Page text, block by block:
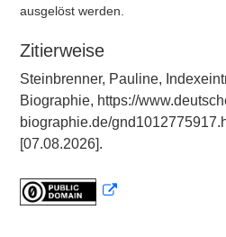
ausgelöst werden.
Zitierweise
Steinbrenner, Pauline,
Biographie, https://
biographie.de/
[07.08.2026].